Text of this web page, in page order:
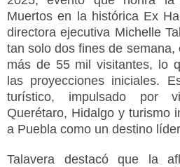
Muertos en la histórica Ex
directora ejecutiva Michelle
tan solo dos fines de semana,
más de 55 mil visitantes, lo
las proyecciones iniciales.
turístico, impulsado por
Querétaro, Hidalgo y turismo
a Puebla como un destino
Talavera destacó que la